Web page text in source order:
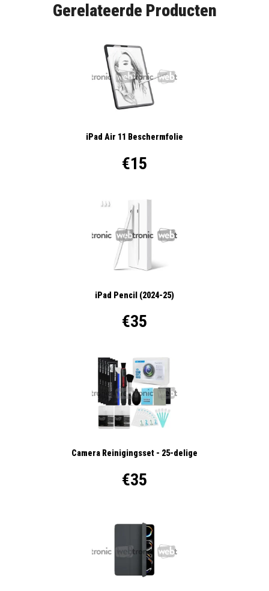
Gerelateerde Producten
iPad Air 11 Beschermfolie
€15
iPad Pencil (2024-25)
€35
Camera Reinigingsset - 25-delige
€35